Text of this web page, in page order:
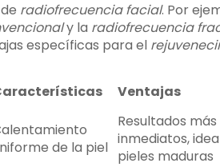
radiofrecuencia facial. Por
y la radiofrecuencia
específicas para el
Ventajas
de la piel
Resultados más
inmediatos,
pieles maduras